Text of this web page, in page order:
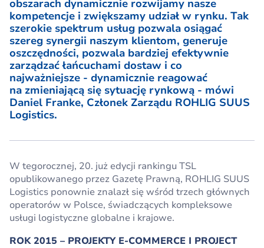
obszarach dynamicznie rozwijamy nasze
kompetencje i zwiększamy udział w rynku. Tak
szerokie spektrum usług pozwala osiągać
szereg synergii naszym klientom, generuje
oszczędności, pozwala bardziej efektywnie
zarządzać łańcuchami dostaw i co
najważniejsze - dynamicznie reagować
na zmieniającą się sytuację rynkową - mówi
Daniel Franke, Członek Zarządu ROHLIG SUUS
Logistics.
W tegorocznej, 20. już edycji rankingu TSL
opublikowanego przez Gazetę Prawną, ROHLIG SUUS
Logistics ponownie znalazł się wśród trzech głównych
operatorów w Polsce, świadczących kompleksowe
usługi logistyczne globalne i krajowe.
ROK 2015 – PROJEKTY E-COMMERCE I PROJECT